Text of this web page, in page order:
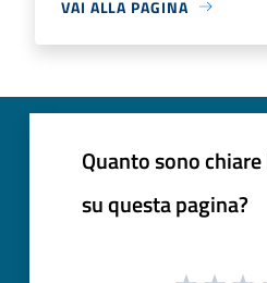
VAI ALLA PAGINA
Quanto sono
su questa pagina?